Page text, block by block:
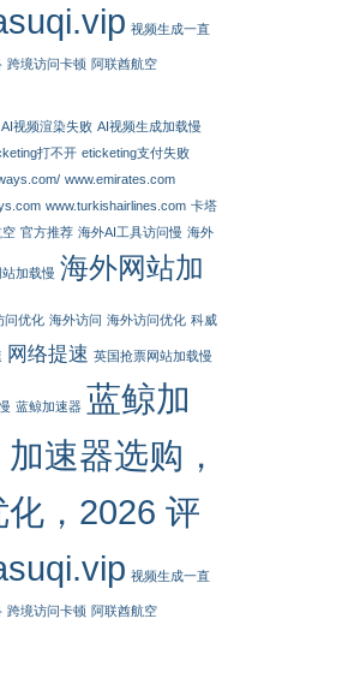
视频生成一直
跨境访问卡顿 阿联酋航空
AI视频渲染失败 AI视频生成加载慢
打不开 eticketing支付失败
www.emirates.com
www.turkishairlines.com 卡塔
空 官方推荐 海外AI工具访问慢 海外
加载慢 海外网站加
问优化 海外访问 海外访问优化 科威
网络提速 英国抢票网站加载慢
蓝鲸加速器 蓝鲸加
速器选购，
化，2026 评
视频生成一直
跨境访问卡顿 阿联酋航空